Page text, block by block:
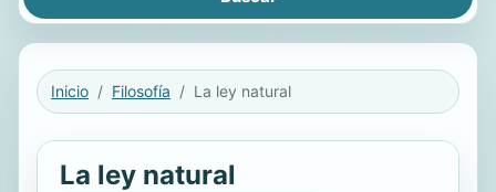
Inicio Filosofía La ley natural
La ley natural